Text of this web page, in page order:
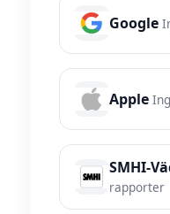
Google
Apple
SMHI-
rapporter